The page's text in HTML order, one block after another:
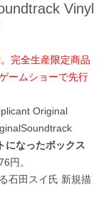
Vinyl
完全生産限定商品
ームショーで先行
Original
になったボックス
円。
石田スイ氏 新規描